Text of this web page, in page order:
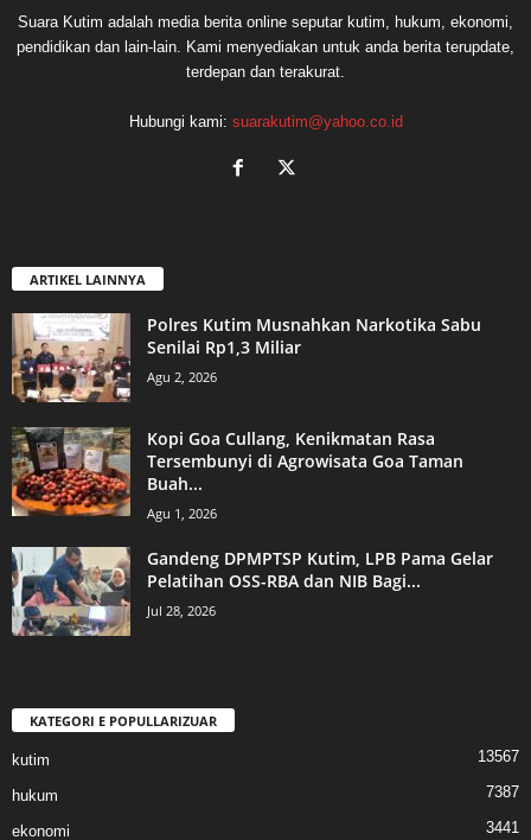
Suara Kutim adalah media berita online seputar kutim, hukum, ekonomi,
pendidikan dan lain-lain. Kami menyediakan untuk anda berita terupdate,
terdepan dan terakurat.
Hubungi kami: suarakutim@yahoo.co.id
ARTIKEL LAINNYA
Polres Kutim Musnahkan Narkotika Sabu
Senilai Rp1,3 Miliar
Agu 2, 2026
Kopi Goa Cullang, Kenikmatan Rasa
Tersembunyi di Agrowisata Goa Taman
Buah...
Agu 1, 2026
Gandeng DPMPTSP Kutim, LPB Pama Gelar
Pelatihan OSS-RBA dan NIB Bagi...
Jul 28, 2026
KATEGORI E POPULLARIZUAR
kutim 13567
hukum 7387
ekonomi 3441